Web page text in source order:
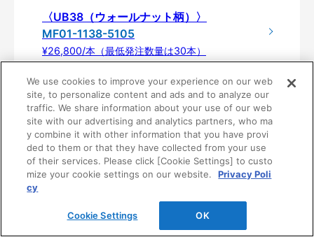
〈UB38（ウォールナット柄）〉
MF01-1138-5105
¥26,800/本（最低発注数量は30本）
製品仕様
We use cookies to improve your experience on our web
site, to personalize content and ads and to analyze our
traffic. We share information about your use of our web
site with our advertising and analytics partners, who ma
y combine it with other information that you have provi
ded to them or that they have collected from your use
of their services. Please click [Cookie Settings] to custo
mize your cookie settings on our website.
Privacy Poli
cy
Cookie Settings OK